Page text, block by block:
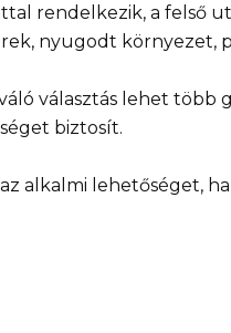
rendelkezik, a felső
nyugodt környezet,
választás lehet
biztosít.
alkalmi lehetőséget,